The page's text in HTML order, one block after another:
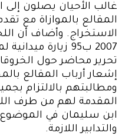
غالب الأحيان يصلون إلى
المقالع بالموازاة مع
الاستخراج. وأضاف أن
2007 ب95 زيارة
تحرير محاضر حول
إشعار أرباب المقالع
ومطالبتهم بالالتزام
المقدمة لهم من طرف
ابن سليمان في الموضوع
والتدابير اللازمة.